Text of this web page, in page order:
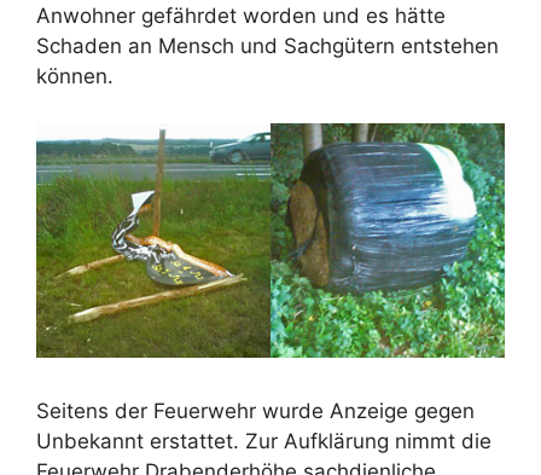
Anwohner gefährdet worden und es hätte
Schaden an Mensch und Sachgütern entstehen
können.
Seitens der Feuerwehr wurde Anzeige gegen
Unbekannt erstattet. Zur Aufklärung nimmt die